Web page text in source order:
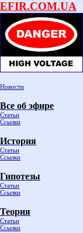
EFIR.COM.UA
Новости
Все об эфире
Статьи
Ссылки
История
Статьи
Ссылки
Гипотезы
Статьи
Ссылки
Теория
Статьи
Ссылки